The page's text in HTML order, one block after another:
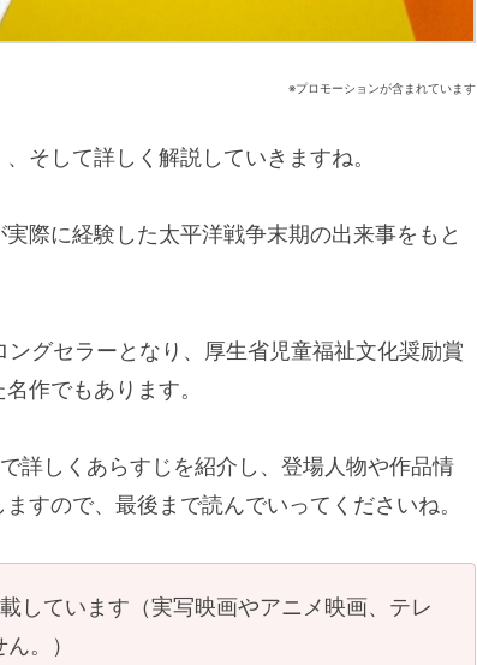
※プロモーションが含まれています
そして詳しく解説していきますね。
際に経験した太平洋戦争末期の出来事をもと
グセラーとなり、厚生省児童福祉文化奨励賞
作でもあります。
詳しくあらすじを紹介し、登場人物や作品情
すので、最後まで読んでいってくださいね。
しています（実写映画やアニメ映画、テレ
。）